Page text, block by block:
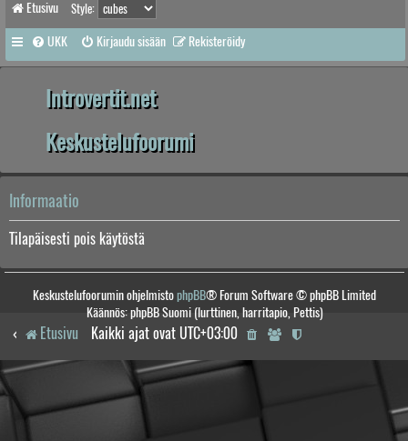
Etusivu Style:
UKK Kirjaudu sisään Rekisteröidy
Introvertit.net
Keskustelufoorumi
Informaatio
Tilapäisesti pois käytöstä
Keskustelufoorumin ohjelmistophpBB® Forum Software © phpBB Limited
Käännös: phpBB Suomi (lurttinen, harritapio, Pettis)
Etusivu Kaikki ajat ovat UTC+03:00